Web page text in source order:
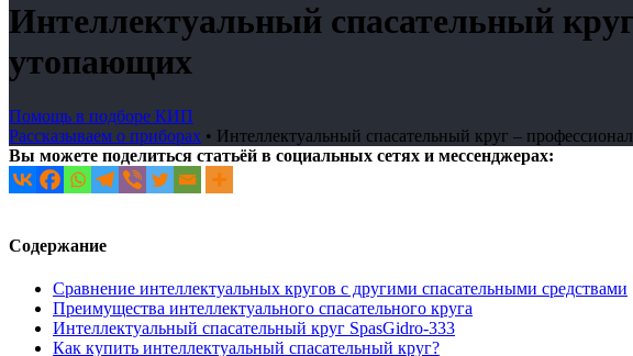
Интеллектуальный спасательный
утопающих
Помощь в подборе КИП
Рассказываем о приборах • Интеллектуальный спасательный круг –
Вы можете поделиться статьёй в социальных сетях и мессенджерах:
Содержание
Сравнение интеллектуальных кругов с другими спасательными средствами
Преимущества интеллектуального спасательного круга
Интеллектуальный спасательный круг SpasGidro-333
Как купить интеллектуальный спасательный круг?